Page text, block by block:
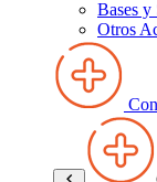
Bases y
Otros